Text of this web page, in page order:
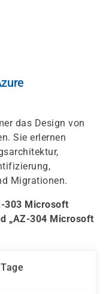
das Design von
Sie erlernen
Migrationen.
303 Microsoft
„AZ-304 Microsoft